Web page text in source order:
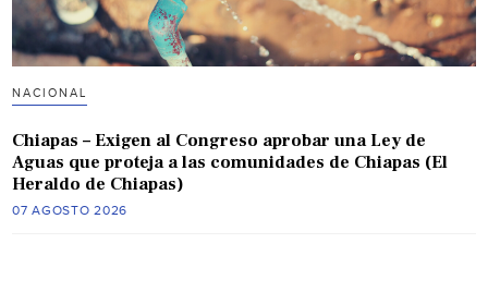
NACIONAL
Chiapas – Exigen al Congreso aprobar una Ley de
Aguas que proteja a las comunidades de Chiapas (El
Heraldo de Chiapas)
07 AGOSTO 2026